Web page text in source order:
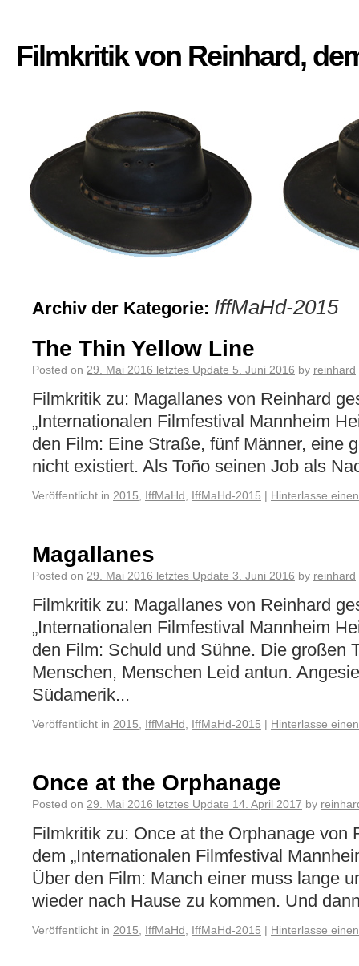
Filmkritik von Reinhard,
Archiv der Kategorie: IffMaHd-2015
The Thin Yellow Line
Posted on 29. Mai 2016 letztes Update 5. Juni 2016 by reinhard
Filmkritik zu: Magallanes von Reinhard
„Internationalen Filmfestival Mannheim
den Film: Eine Straße, fünf Männer, eine
nicht existiert. Als Toño seinen Job als
Veröffentlicht in 2015 IffMaHd IffMaHd-2015 | Hinterlasse
Magallanes
Posted on 29. Mai 2016 letztes Update 3. Juni 2016 by reinhard
Filmkritik zu: Magallanes von Reinhard
„Internationalen Filmfestival Mannheim
den Film: Schuld und Sühne. Die großen
Menschen, Menschen Leid antun.
Südamerik...
Veröffentlicht in 2015 IffMaHd IffMaHd-2015 | Hinterlasse
Once at the Orphanage
Posted on 29. Mai 2016 letztes Update 14. April 2017 by
Filmkritik zu: Once at the Orphanage von
dem „Internationalen Filmfestival
Über den Film: Manch einer muss lange
wieder nach Hause zu kommen. Und
Veröffentlicht in 2015 IffMaHd IffMaHd-2015 | Hinterlasse